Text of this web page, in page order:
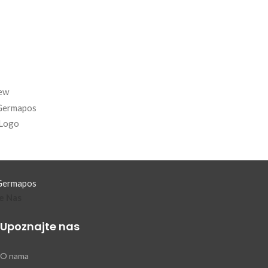
Upoznajte nas
O nama